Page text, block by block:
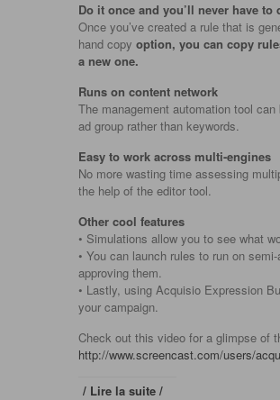
Do it once and you’ll never have to
Once you’ve created a rule that is
hand copy option, you can copy
a new one.
Runs on content network
The management automation tool
ad group rather than keywords.
Easy to work across multi-engines
No more wasting time assessing
the help of the editor tool.
Other cool features
• Simulations allow you to see what
• You can launch rules to run on
approving them.
• Lastly, using Acquisio Expression
your campaign.
Check out this video for a glimpse of
http://www.screencast.com/users/
/ Lire la suite /